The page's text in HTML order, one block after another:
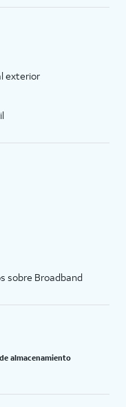
exterior
sobre Broadband
almacenamiento